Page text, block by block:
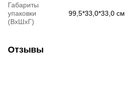
Габариты
упаковки
(ВхШхГ)
99,5*33,0*33,0 см
Отзывы